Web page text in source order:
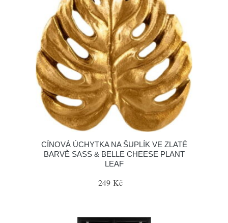
CÍNOVÁ ÚCHYTKA NA ŠUPLÍK VE ZLATÉ
BARVĚ SASS & BELLE CHEESE PLANT
LEAF
249 Kč